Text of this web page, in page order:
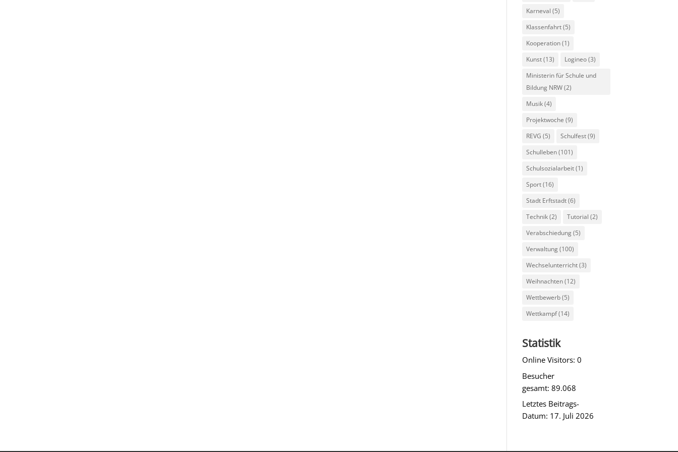
Karneval (5)
Klassenfahrt(5)
Kooperation(1)
Kunst(13) Logineo(3)
Ministerin für Schule und
Bildung NRW(2)
Musik(4)
Projektwoche (9)
REVG (5) Schulfest(9)
Schulleben(101)
Schulsozialarbeit(1)
Sport(16)
Stadt Erftstadt(6)
Technik(2) Tutorial (2)
Verabschiedung(5)
Verwaltung(100)
Wechselunterricht(3)
Weihnachten(12)
Wettbewerb(5)
Wettkampf(14)
Statistik
Online Visitors:0
Besucher
gesamt:89.068
Letztes Beitrags-
Datum: 17. Juli 2026